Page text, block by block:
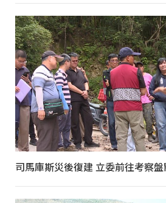
司馬庫斯災後復建 立委前往考察